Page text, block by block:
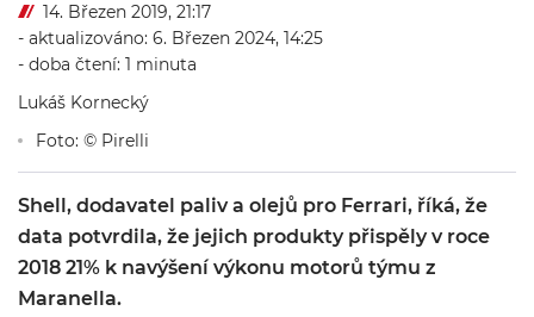
14. Březen 2019, 21:17
- aktualizováno: 6. Březen 2024, 14:25
- doba čtení: 1 minuta
Lukáš Kornecký
Foto: © Pirelli
Shell, dodavatel paliv a olejů pro Ferrari, říká, že
data potvrdila, že jejich produkty přispěly v roce
2018 21% k navýšení výkonu motorů týmu z
Maranella.